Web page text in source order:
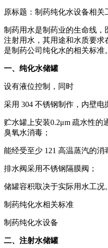
原标题：制药纯化水设备相关
制药用水是制药业的生命线
注射用水，其用途和水质要
是制药公司纯化水的相关标准。
一、纯化水储罐
设有液位控制，同时
采用 304 不锈钢制作，内壁电
贮水罐上安装0.2μm 疏水性的
臭氧水消毒；
能经受至少 121 高温蒸汽的消
排水阀采用不锈钢隔膜阀；
储罐容积取决于实际用水工况。
制药纯化水相关标准
制药纯化水设备
二、注射水储罐